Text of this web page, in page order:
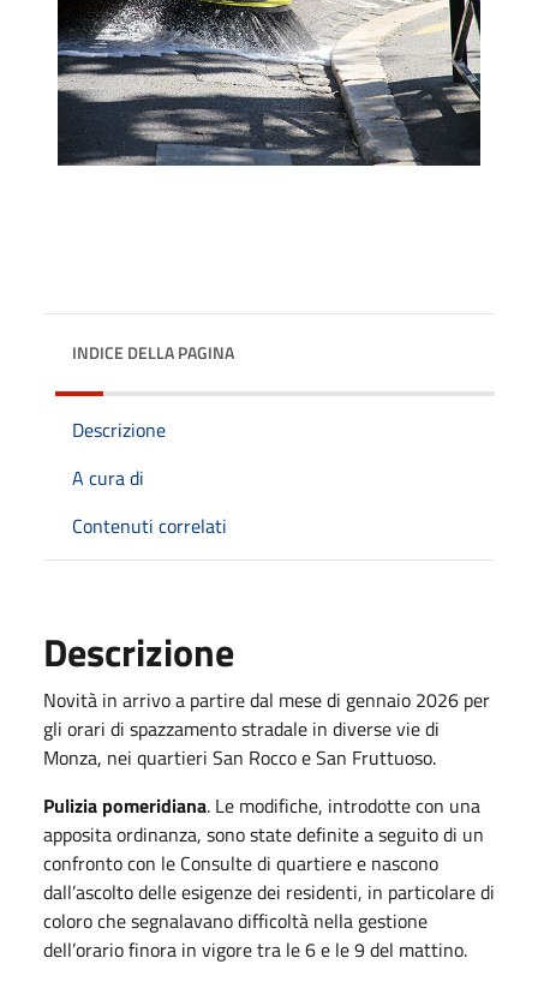
INDICE DELLA PAGINA
Descrizione
A cura di
Contenuti correlati
Descrizione
Novità in arrivo a partire dal mese di gennaio 2026 per
gli orari di spazzamento stradale in diverse vie di
Monza, nei quartieri San Rocco e San Fruttuoso.
Pulizia pomeridiana. Le modifiche, introdotte con una
apposita ordinanza, sono state definite a seguito di un
confronto con le Consulte di quartiere e nascono
dall’ascolto delle esigenze dei residenti, in particolare di
coloro che segnalavano difficoltà nella gestione
dell’orario finora in vigore tra le 6 e le 9 del mattino.